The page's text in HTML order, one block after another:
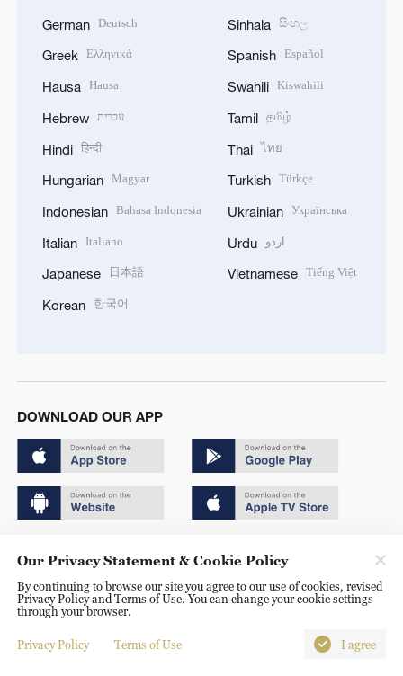
German Deutsch
Greek Ελληνικά
Hausa Hausa
Hebrew עברית
Hindi हिन्दी
Hungarian Magyar
Indonesian Bahasa Indonesia
Italian Italiano
Japanese 日本語
Korean 한국어
Sinhala සිංහල
Spanish Español
Swahili Kiswahili
Tamil தமிழ்
Thai ไทย
Turkish Türkçe
Ukrainian Українська
Urdu اردو
Vietnamese Tiếng Việt
DOWNLOAD OUR APP
京ICP备20000184号
京公网安备 11010502050052号
Disinformation report hotline: 010-85061466
Our Privacy Statement & Cookie Policy
By continuing to browse our site you agree to our use of cookies, revised
Privacy Policy and Terms of Use. You can change your cookie settings
through your browser.
Privacy Policy Terms of Use I agree